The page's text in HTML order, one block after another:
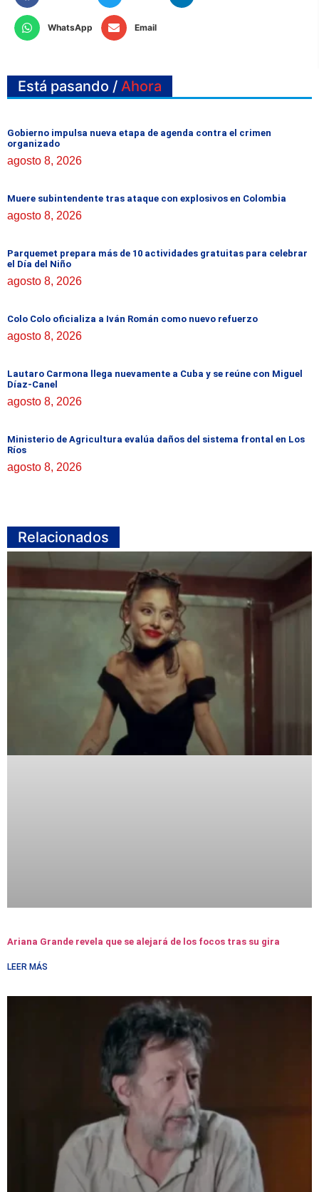
WhatsApp Email
Está pasando / Ahora
Gobierno impulsa nueva etapa de agenda contra el crimen
organizado
agosto 8, 2026
Muere subintendente tras ataque con explosivos en Colombia
agosto 8, 2026
Parquemet prepara más de 10 actividades gratuitas para celebrar
el Día del Niño
agosto 8, 2026
Colo Colo oficializa a Iván Román como nuevo refuerzo
agosto 8, 2026
Lautaro Carmona llega nuevamente a Cuba y se reúne con Miguel
Díaz-Canel
agosto 8, 2026
Ministerio de Agricultura evalúa daños del sistema frontal en Los
Ríos
agosto 8, 2026
Relacionados
Ariana Grande revela que se alejará de los focos tras su gira
LEER MÁS